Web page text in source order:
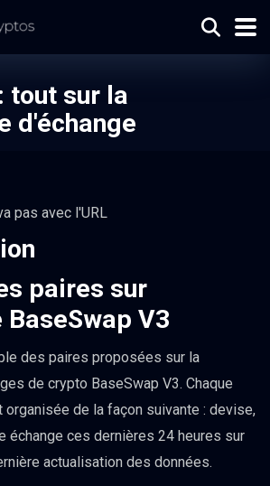
tout sur la
d'échange
pas avec l'URL
paires sur
BaseSwap V3
des paires proposées sur la
de crypto BaseSwap V3. Chaque
organisée de la façon suivante : devise,
échange ces dernières 24 heures sur
actualisation des données.